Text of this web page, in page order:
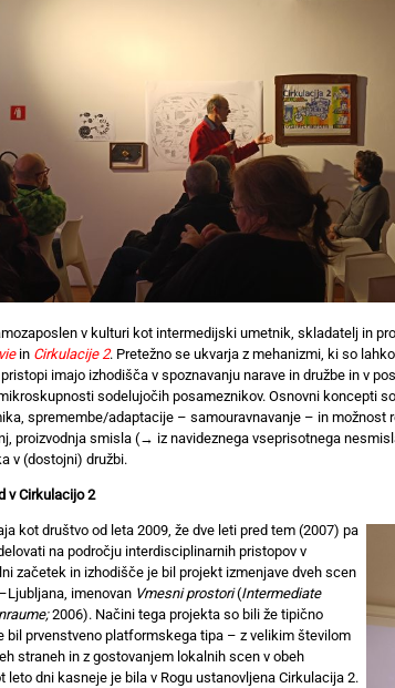
v kulturi kot intermedijski umetnik, skladatelj in
in Cirkulacije 2. Pretežno se ukvarja z mehanizmi, ki so
imajo izhodišča v spoznavanju narave in družbe in v
sodelujočih posameznikov. Osnovni koncepti
spremembe/adaptacije – samouravnavanje – in možnost
proizvodnja smisla (→ iz navideznega vseprisotnega
v (dostojni) družbi.
v Cirkulacijo 2
kot društvo od leta 2009, že dve leti pred tem (2007) pa
na področju interdisciplinarnih pristopov v
začetek in izhodišče je bil projekt izmenjave dveh scen
imenovan Vmesni prostori(Intermediate
2006). Načini tega projekta so bili že tipično
bil prvenstveno platformskega tipa – z velikim številom
straneh in z gostovanjem lokalnih scen v obeh
leto dni kasneje je bila v Rogu ustanovljena Cirkulacija 2.